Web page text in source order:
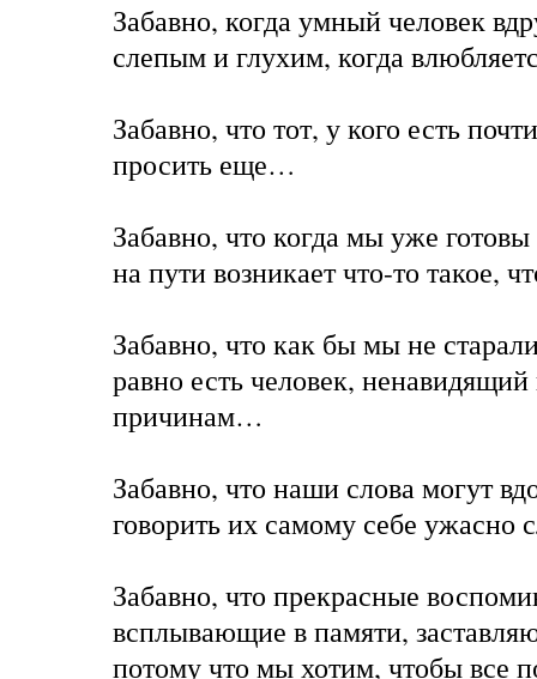
Забавно, когда умный человек
слепым и глухим, когда
Забавно, что тот, у кого есть
просить еще…
Забавно, что когда мы уже готовы
на пути возникает что-то такое,
Забавно, что как бы мы не
равно есть человек,
причинам…
Забавно, что наши слова могут
говорить их самому себе
Забавно, что прекрасные
всплывающие в памяти,
потому что мы хотим, чтобы все